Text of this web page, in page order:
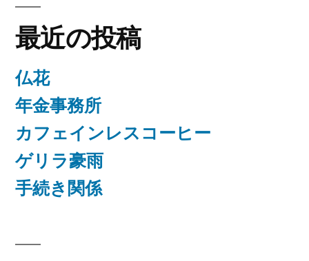
最近の投稿
仏花
年金事務所
カフェインレスコーヒー
ゲリラ豪雨
手続き関係